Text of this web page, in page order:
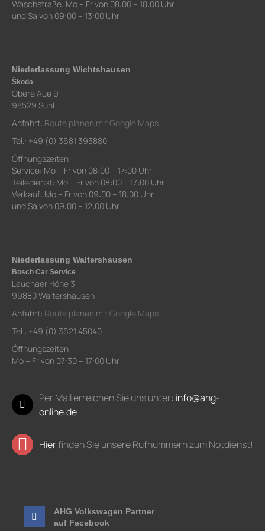
Waschstraße: Mo – Fr von 08:00 – 18:00 Uhr
und Sa von 09:00 – 13:00 Uhr
Niederlassung Wichtshausen
Škoda
Obere Aue 9
98529 Suhl
Anfahrt: Route planen mit Google Maps
Tel.: +49 (0) 3681 393880
Öffnungszeiten
Service: Mo – Fr von 08:00 – 17:00 Uhr
Teiledienst: Mo – Fr von 08:00 – 17:00 Uhr
Verkauf: Mo – Fr von 09:00 – 18:00 Uhr
und Sa von 09:00 – 12:00 Uhr
Niederlassung Waltershausen
Bosch Car Service
Lauchaer Höhe 3
99880 Waltershausen
Anfahrt: Route planen mit Google Maps
Tel.: +49 (0) 3621 45040
Öffnungszeiten
Mo – Fr von 07:30 – 17:00 Uhr
Per Mail erreichen Sie uns unter: info@ahg-
online.de
Hierfinden Sie unsere Rufnummern zum Notdienst!
AHG Volkswagen Partner
auf Facebook